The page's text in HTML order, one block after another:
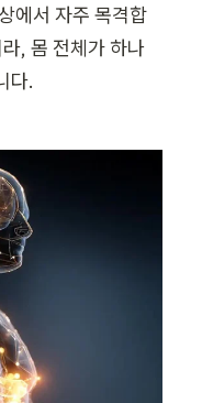
에서 자주 목격합
, 몸 전체가 하나
다.